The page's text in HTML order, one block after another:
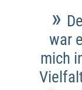
»
war
mich